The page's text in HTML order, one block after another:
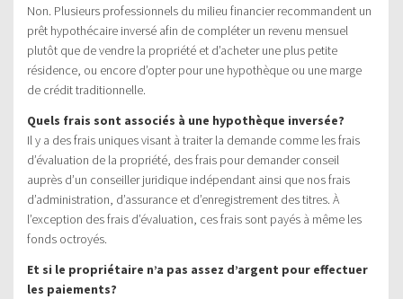
Non. Plusieurs professionnels du milieu financier recommandent un
prêt hypothécaire inversé afin de compléter un revenu mensuel
plutôt que de vendre la propriété et d’acheter une plus petite
résidence, ou encore d’opter pour une hypothèque ou une marge
de crédit traditionnelle.
Quels frais sont associés à une hypothèque inversée?
Il y a des frais uniques visant à traiter la demande comme les frais
d’évaluation de la propriété, des frais pour demander conseil
auprès d’un conseiller juridique indépendant ainsi que nos frais
d’administration, d’assurance et d’enregistrement des titres. À
l’exception des frais d’évaluation, ces frais sont payés à même les
fonds octroyés.
Et si le propriétaire n’a pas assez d’argent pour effectuer
les paiements?